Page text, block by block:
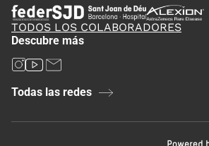
TODOS LOS COLABORADORES
Descubre más
Todas las redes